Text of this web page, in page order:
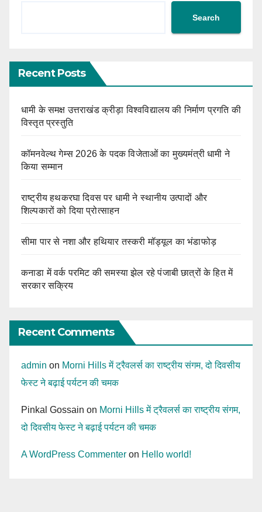
Search
Recent Posts
धामी के समक्ष उत्तराखंड क्रीड़ा विश्वविद्यालय की निर्माण प्रगति की
विस्तृत प्रस्तुति
कॉमनवेल्थ गेम्स 2026 के पदक विजेताओं का मुख्यमंत्री धामी ने
किया सम्मान
राष्ट्रीय हथकरघा दिवस पर धामी ने स्थानीय उत्पादों और
शिल्पकारों को दिया प्रोत्साहन
सीमा पार से नशा और हथियार तस्करी मॉड्यूल का भंडाफोड़
कनाडा में वर्क परमिट की समस्या झेल रहे पंजाबी छात्रों के हित में
सरकार सक्रिय
Recent Comments
admin on Morni Hills में ट्रैवलर्स का राष्ट्रीय संगम, दो दिवसीय
फेस्ट ने बढ़ाई पर्यटन की चमक
Pinkal Gossain on Morni Hills में ट्रैवलर्स का राष्ट्रीय संगम,
दो दिवसीय फेस्ट ने बढ़ाई पर्यटन की चमक
A WordPress Commenter on Hello world!